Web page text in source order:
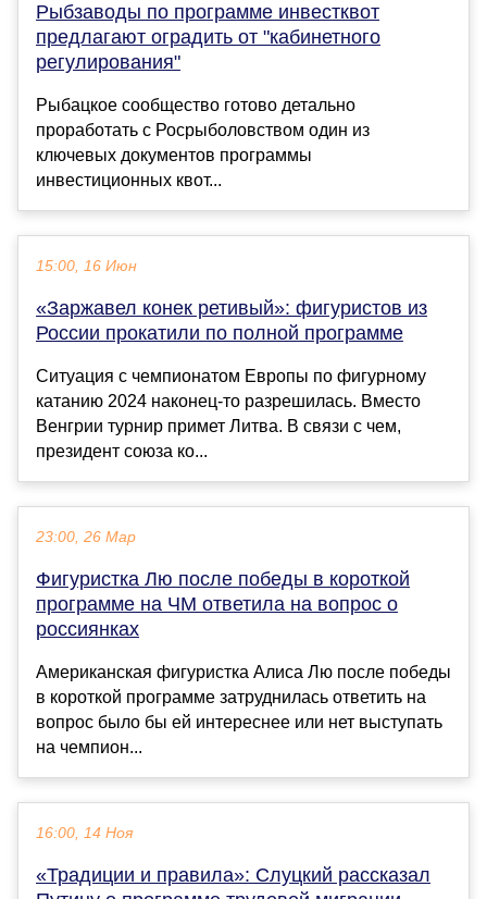
Рыбзаводы по программе инвестквот
предлагают оградить от "кабинетного
регулирования"
Рыбацкое сообщество готово детально
проработать с Росрыболовством один из
ключевых документов программы
инвестиционных квот...
15:00, 16 Июн
«Заржавел конек ретивый»: фигуристов из
России прокатили по полной программе
Ситуация с чемпионатом Европы по фигурному
катанию 2024 наконец-то разрешилась. Вместо
Венгрии турнир примет Литва. В связи с чем,
президент союза ко...
23:00, 26 Мар
Фигуристка Лю после победы в короткой
программе на ЧМ ответила на вопрос о
россиянках
Американская фигуристка Алиса Лю после победы
в короткой программе затруднилась ответить на
вопрос было бы ей интереснее или нет выступать
на чемпион...
16:00, 14 Ноя
«Традиции и правила»: Слуцкий рассказал